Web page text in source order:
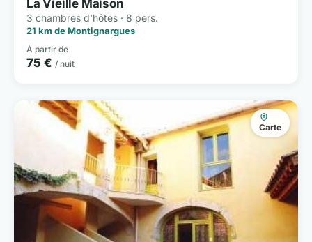
La Vieille Maison
3 chambres d'hôtes · 8 pers.
21 km de Montignargues
À partir de
75 € / nuit
Carte